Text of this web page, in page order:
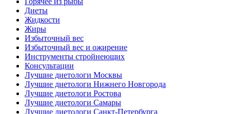
Диеты
Жидкости
Жиры
Избыточный вес
Избыточный вес и ожирение
Инструменты стройнеющих
Консультации
Лучшие диетологи Москвы
Лучшие диетологи Нижнего Новгорода
Лучшие диетологи Ростова
Лучшие диетологи Самары
Лучшие диетологи Санкт-Петербурга